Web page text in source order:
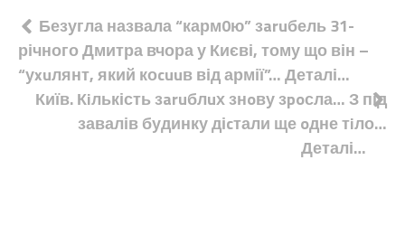
Навігація
записів
Безугла назвала “карм0ю” зaruбель 31-
річного Дмитра вчора у Києві, тому що він –
“уxuлянт, який коcuuв від армії”… Деталі…
Київ. Кiлькість зaruблuх знoву зpoсла… З під
завалів будинку діcтали ще oдне тiло…
Деталі…